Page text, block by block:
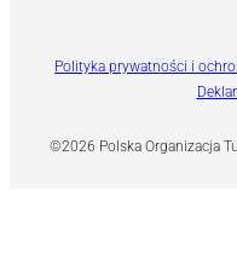
©2026 Polska Organizacja
Polityka prywatności i